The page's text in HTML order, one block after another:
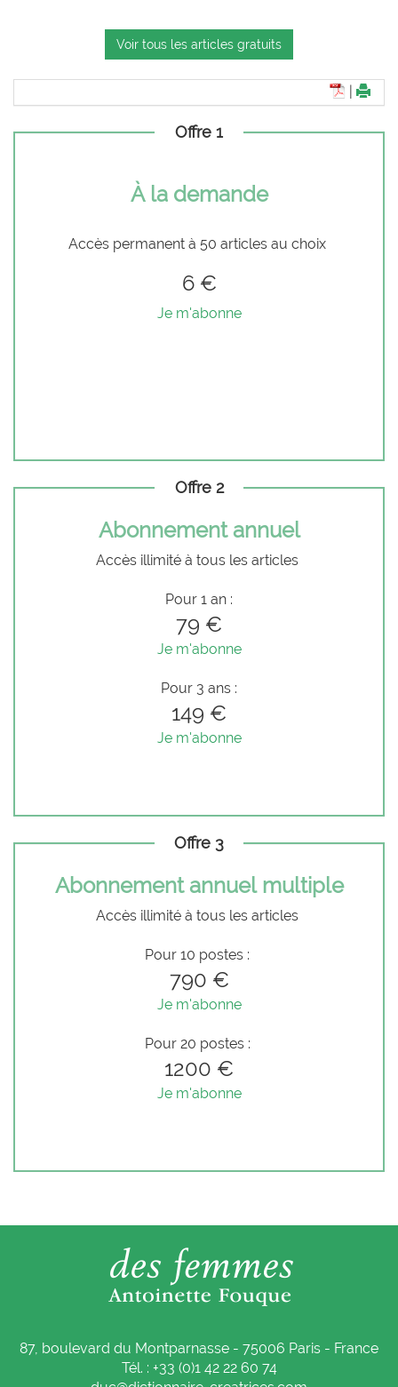
Voir tous les articles gratuits
Offre 1
À la demande
Accès permanent à 50 articles au choix
6 €
Je m'abonne
Offre 2
Abonnement annuel
Accès illimité à tous les articles
Pour 1 an :
79 €
Je m'abonne
Pour 3 ans :
149 €
Je m'abonne
Offre 3
Abonnement annuel multiple
Accès illimité à tous les articles
Pour 10 postes :
790 €
Je m'abonne
Pour 20 postes :
1200 €
Je m'abonne
87, boulevard du Montparnasse - 75006 Paris - France
Tél. : +33 (0)1 42 22 60 74